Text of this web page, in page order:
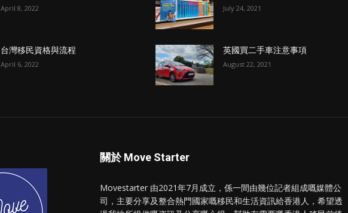
April 8, 2022
台灣移民資格與流程
April 6, 2022
July 24, 2021
英國買二手車注意事項
August 22, 2021
關於 Move Starter
Movestarter 由2021年7月成立，係一間由幾位記者組成嘅媒體公
司，主要分享及整合熱門國家嘅移民和生活資訊給香港人，希望透